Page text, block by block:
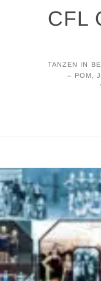
CFL
TANZEN IN
– POM,